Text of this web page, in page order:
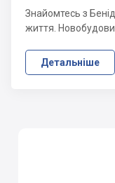
Знайомтесь з
життя. Новобудови
Детальніше